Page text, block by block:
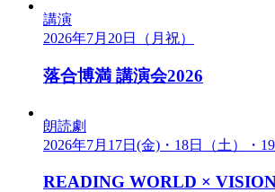
講演
2026年7月20日（月祝）
落合博満 講演会2026
朗読劇
2026年7月17日(金)・18日（土）・19
READING WORLD ×